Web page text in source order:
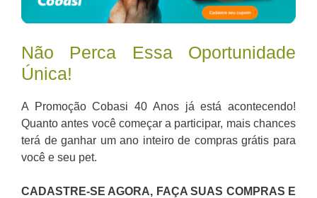
Não Perca Essa Oportunidade
Única!
A Promoção Cobasi 40 Anos já está acontecendo!
Quanto antes você começar a participar, mais chances
terá de ganhar um ano inteiro de compras grátis para
você e seu pet.
CADASTRE-SE AGORA, FAÇA SUAS COMPRAS E